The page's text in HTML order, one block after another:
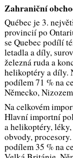
Zahraniční
Québec je 3.
provincií po
se Quebec podílí
letadla a díly,
železná ruda a
helikoptéry a díly.
podílem 71 % na
Německo,
Na celkovém
Hlavní importní
a helikoptéry,
obvody,
podílem 35 % na